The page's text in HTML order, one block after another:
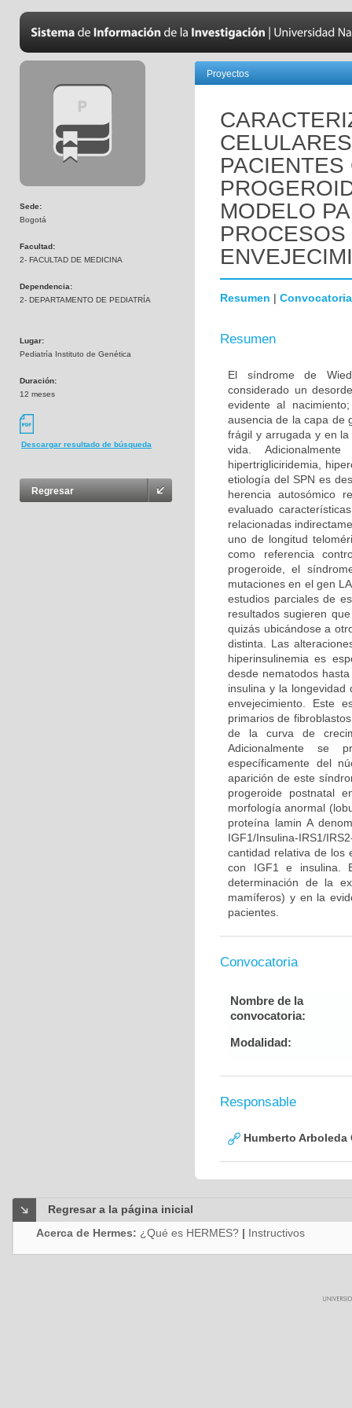
Sede:
Bogotá
Facultad:
2- FACULTAD DE MEDICINA
Dependencia:
2- DEPARTAMENTO DE PEDIATRÍA
Lugar:
Pediatría Instituto de Genética
Duración:
12 meses
Descargar resultado de búsqueda
Regresar
Proyectos
MODELO
Resumen | Convocatoria
Resumen
El síndrome de
considerado un
evidente al
ausencia de la capa de
frágil y arrugada y en
vida.
hipertrigliciridemia,
etiología del SPN es
herencia autosómico
evaluado
relacionadas
uno de longitud
como referencia
progeroide, el
mutaciones en el gen
estudios parciales de
resultados sugieren
quizás ubicándose a
distinta. Las
hiperinsulinemia es
desde nematodos
insulina y la
envejecimiento. Este
primarios de
de la curva de
Adicionalmente se
específicamente del
aparición de este
progeroide postnatal
morfología anormal
proteína lamin A
IGF1/Insulina-IRS1/
cantidad relativa de los
con IGF1 e insulina.
determinación de la
mamíferos) y en la
pacientes.
Convocatoria
Nombre de la
convocatoria:
Modalidad:
Responsable
Humberto Arboleda
Regresar a la página inicial
Acerca de Hermes: ¿Qué es HERMES? | Instructivos